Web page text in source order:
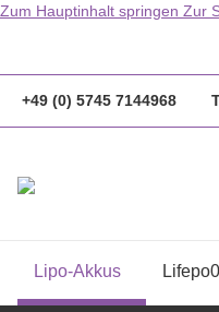
Zum Hauptinhalt springen Zur
+49 (0) 5745 7144968
Lipo-Akkus